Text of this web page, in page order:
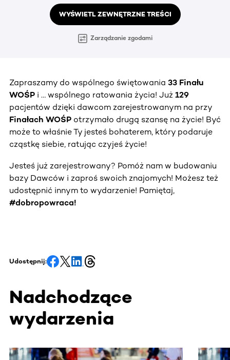
WYŚWIETL ZEWNĘTRZNE TREŚCI
Zarządzanie zgodami
Zapraszamy do wspólnego świętowania 33 Finału
WOŚP i … wspólnego ratowania życia! Już 129
pacjentów dzięki dawcom zarejestrowanym na przy
Finałach WOŚP otrzymało drugą szansę na życie! Być
może to właśnie Ty jesteś bohaterem, który podaruje
cząstkę siebie, ratując czyjeś życie!
Jesteś już zarejestrowany? Pomóż nam w budowaniu
bazy Dawców i zaproś swoich znajomych! Możesz też
udostępnić innym to wydarzenie! Pamiętaj,
#dobropowraca!
Udostępnij:
Nadchodzące
wydarzenia
Ta sekcja zawiera treści przewijane w poziomie. Użyj